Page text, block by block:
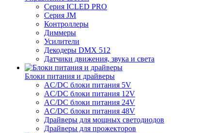
Серия ICLED PRO
Серия JM
Контроллеры
Диммеры
Усилители
Декодеры DMX 512
Датчики движения, звука и света
Блоки питания и драйверы
AC/DC блоки питания 5V
AC/DC блоки питания 12V
AC/DC блоки питания 24V
AC/DC блоки питания 48V
Драйверы для мощных светодиодов
Драйверы для прожекторов